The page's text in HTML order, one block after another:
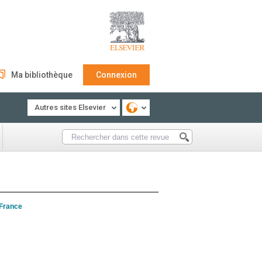
Ma bibliothèque Connexion
Autres sites Elsevier